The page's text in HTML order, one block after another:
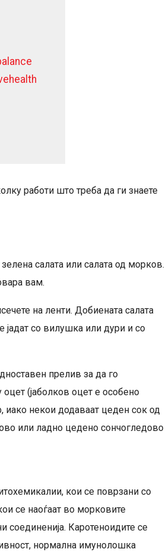
работи што треба да ги знаете
салата или салата од морков.
вам.
на ленти. Добиената салата
јадат со вилушка или дури и со
прелив за да го
(јаболков оцет е особено
некои додаваат цеден сок од
или ладно цедено сончогледово
кои се поврзани со
се наоѓаат во морковите
соединенија. Каротеноидите се
нормална имунолошка